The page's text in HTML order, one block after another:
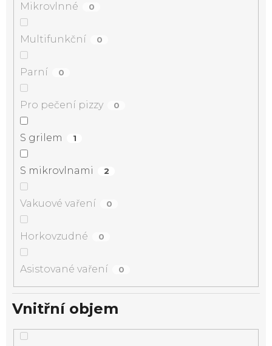
Mikrovlnné 0
Multifunkční 0
Parní 0
Pro pečení pizzy 0
S grilem 1
S mikrovlnami 2
Vakuové vaření 0
Horkovzudné 0
Asistované vaření 0
Vnitřní objem